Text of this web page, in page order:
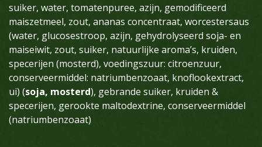
suiker, water, tomatenpuree, azijn, gemodificeerd
maiszetmeel, zout, ananas concentraat, worcestersaus
(water, glucosestroop, azijn, gehydrolyseerd soja- en
maiseiwit, zout, suiker, natuurlijke aroma’s, kruiden,
specerijen (mosterd), voedingszuur: citroenzuur,
conserveermiddel: natriumbenzoaat, knoflookextract,
ui) (soja, mosterd), gebrande suiker, kruiden &
specerijen, gerookte maltodextrine, conserveermiddel
(natriumbenzoaat)